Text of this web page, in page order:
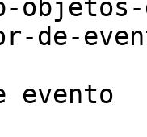
de-
evento